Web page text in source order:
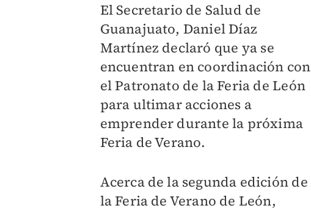
El Secretario de Salud de
Guanajuato, Daniel Díaz
Martínez declaró que ya se
encuentran en coordinación con
el Patronato de la Feria de León
para ultimar acciones a
emprender durante la próxima
Feria de Verano.
Acerca de la segunda edición de
la Feria de Verano de León,